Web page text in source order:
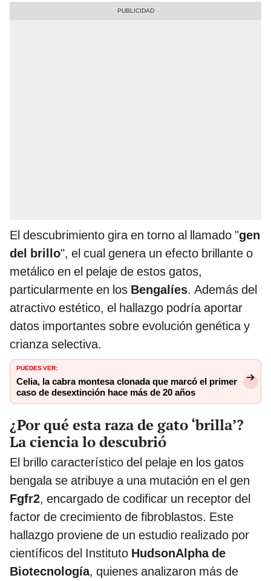
El descubrimiento gira en torno al llamado "gen
del brillo", el cual genera un efecto brillante o
metálico en el pelaje de estos gatos,
particularmente en los Bengalíes. Además del
atractivo estético, el hallazgo podría aportar
datos importantes sobre evolución genética y
crianza selectiva.
PUEDES VER:
Celia, la cabra montesa clonada que marcó el primer
caso de desextinción hace más de 20 años
¿Por qué esta raza de gato ‘brilla’?
La ciencia lo descubrió
El brillo característico del pelaje en los gatos
bengala se atribuye a una mutación en el gen
Fgfr2, encargado de codificar un receptor del
factor de crecimiento de fibroblastos. Este
hallazgo proviene de un estudio realizado por
científicos del Instituto HudsonAlpha de
Biotecnología, quienes analizaron más de